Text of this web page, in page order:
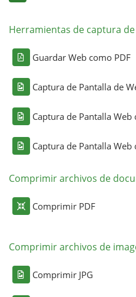
Herramientas de captura
Guardar Web como PDF
Captura de Pantalla de
Captura de Pantalla Web
Captura de Pantalla Web
Comprimir archivos de
Comprimir PDF
Comprimir archivos de
Comprimir JPG